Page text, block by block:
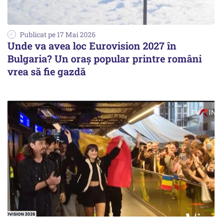
Publicat pe 17 Mai 2026
Unde va avea loc Eurovision 2027 în
Bulgaria? Un oraș popular printre români
vrea să fie gazdă